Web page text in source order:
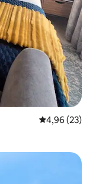
5 üzerinden
4,96 (23)